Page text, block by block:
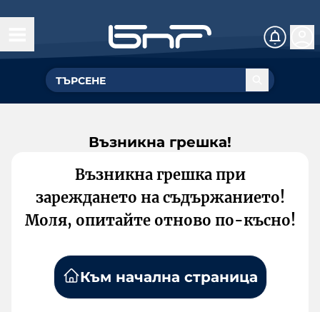
Възникна грешка!
Възникна грешка при
зареждането на съдържанието!
Моля, опитайте отново по-късно!
Към начална страница